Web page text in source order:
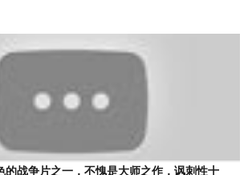
的战争片之一，不愧是大师之作，讽刺性十